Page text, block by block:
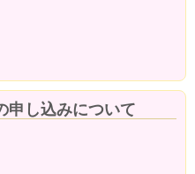
申し込みについて